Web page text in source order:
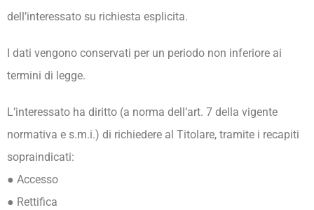
dell’interessato su richiesta esplicita.
I dati vengono conservati per un periodo non inferiore ai
termini di legge.
L’interessato ha diritto (a norma dell’art. 7 della vigente
normativa e s.m.i.) di richiedere al Titolare, tramite i recapiti
sopraindicati:
● Accesso
● Rettifica